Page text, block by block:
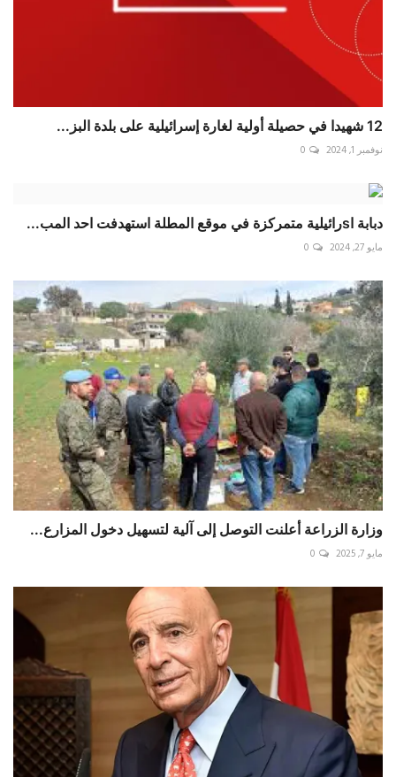
12 شهيدا في حصيلة أولية لغارة إسرائيلية على بلدة ⁧‫البز...
نوفمبر 1, 2024 0
دبابة اsرائيلية متمركزة في موقع المطلة استهدفت احد المب...
مايو 27, 2024 0
وزارة الزراعة أعلنت التوصل إلى آلية لتسهيل دخول المزارع...
مايو 7, 2025 0